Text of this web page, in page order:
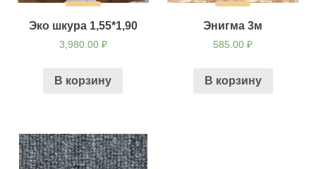
Эко шкура 1,55*1,90
3,980.00 ₽
В корзину
Энигма 3м
585.00₽
В корзину